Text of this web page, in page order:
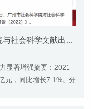
7月19日《中国发展网》报道我院与社会科学文献出版社联合发布《广州蓝皮书：广州城乡融合发展报告(2022)》的媒体文章
显著增强摘要：2021
元，同比增长7.1%。分